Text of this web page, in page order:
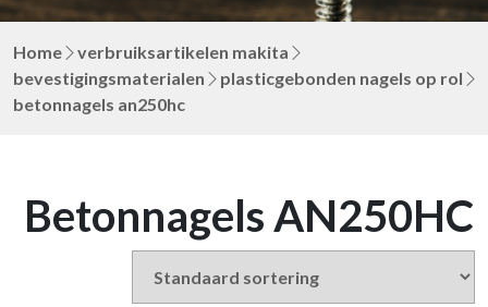
Home
verbruiksartikelen makita
bevestigingsmaterialen
plasticgebonden nagels op rol
betonnagels an250hc
Betonnagels AN250HC